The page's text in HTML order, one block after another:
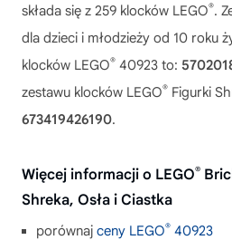
składa się z 259 klocków LEGO®.
dla dzieci i młodzieży od 10 roku
klocków LEGO® 40923 to:
zestawu klocków LEGO® Figurki
673419426190.
Więcej informacji o LEGO®
Shreka, Osła i Ciastka
porównaj ceny LEGO® 40923